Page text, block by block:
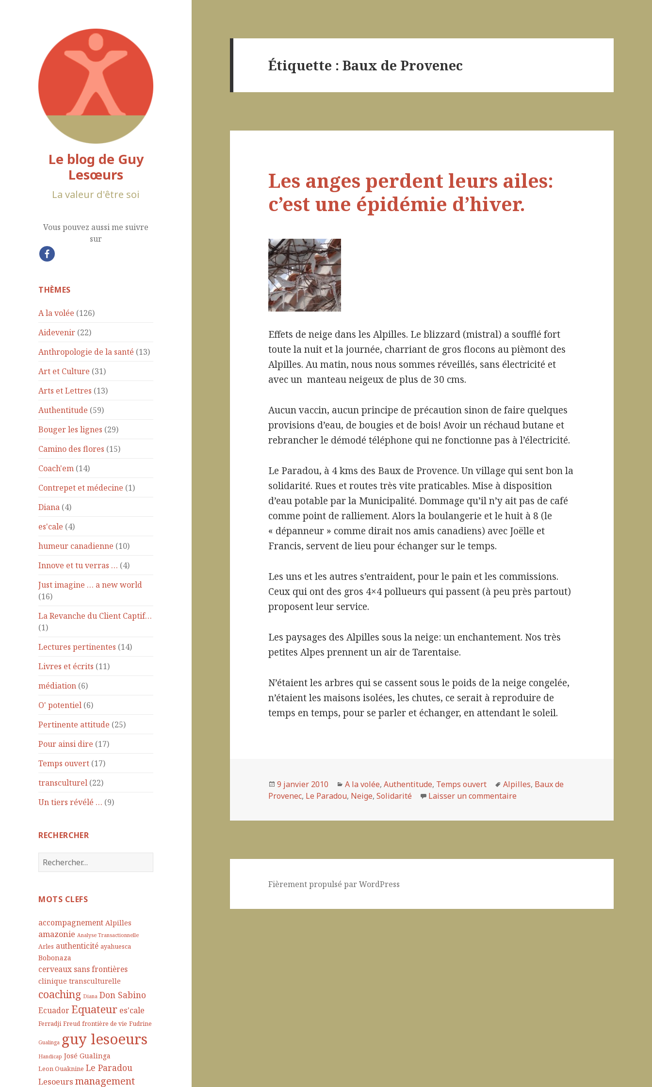
Le blog de Guy
Lesœurs
La valeur d'être soi
Vous pouvez aussi me suivre
sur
THÈMES
A la volée (126)
Aidevenir (22)
Anthropologie de la santé (13)
Art et Culture (31)
Arts et Lettres (13)
Authentitude (59)
Bouger les lignes (29)
Camino des flores (15)
Coach'em (14)
Contrepet et médecine (1)
Diana (4)
es'cale (4)
humeur canadienne (10)
Innove et tu verras … (4)
Just imagine … a new world
(16)
La Revanche du Client Captif…
(1)
Lectures pertinentes (14)
Livres et écrits (11)
médiation (6)
O' potentiel (6)
Pertinente attitude (25)
Pour ainsi dire (17)
Temps ouvert (17)
transculturel (22)
Un tiers révélé … (9)
RECHERCHER
R
e
e
c
h
e
r
:
MOTS CLEFS
accompagnement Alpilles
amazonie Analyse Transactionnelle
Arles authenticité ayahuesca
Bobonaza
cerveaux sans frontières
clinique transculturelle
coaching Diana Don Sabino
Ecuador Equateur es'cale
Ferradji Freud frontière de vie Fudrine
Gualinga guy lesoeurs
Handicap José Gualinga
Leon Ouaknine Le Paradou
Lesoeurs management
Étiquette :Baux de Provenec
Les anges perdent leurs ailes:
c’est une épidémie d’hiver.
Effets de neige dans les Alpilles. Le blizzard (mistral) a soufflé fort
toute la nuit et la journée, charriant de gros flocons au pièmont des
Alpilles. Au matin, nous nous sommes réveillés, sans électricité et
avec un manteau neigeux de plus de 30 cms.
Aucun vaccin, aucun principe de précaution sinon de faire quelques
provisions d’eau, de bougies et de bois! Avoir un réchaud butane et
rebrancher le démodé téléphone qui ne fonctionne pas à l’électricité.
Le Paradou, à 4 kms des Baux de Provence. Un village qui sent bon la
solidarité. Rues et routes très vite praticables. Mise à disposition
d’eau potable par la Municipalité. Dommage qu’il n’y ait pas de café
comme point de ralliement. Alors la boulangerie et le huit à 8 (le
« dépanneur » comme dirait nos amis canadiens) avec Joëlle et
Francis, servent de lieu pour échanger sur le temps.
Les uns et les autres s’entraident, pour le pain et les commissions.
Ceux qui ont des gros 4×4 pollueurs qui passent (à peu près partout)
proposent leur service.
Les paysages des Alpilles sous la neige: un enchantement. Nos très
petites Alpes prennent un air de Tarentaise.
N’étaient les arbres qui se cassent sous le poids de la neige congelée,
n’étaient les maisons isolées, les chutes, ce serait à reproduire de
temps en temps, pour se parler et échanger, en attendant le soleil.
Publié
le
9 janvier 2010 Catégories
A la volée,Authentitude, Temps ouvert
Mots-
clés
Alpilles, Baux de
Provenec, Le Paradou, Neige,Solidarité Laisser un commentaire
Fièrement propulsé par WordPress